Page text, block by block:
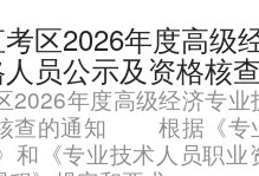
区2026年度高级
员公示及资格核
2026年度高级经济专
查的通知 根据《专
和《专业技术人员职